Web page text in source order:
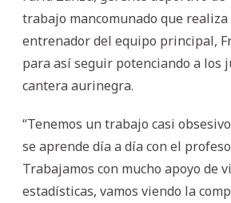
trabajo mancomunado que realiza
entrenador del equipo principal,
para así seguir potenciando a los
cantera aurinegra.
“Tenemos un trabajo casi
se aprende día a día con el
Trabajamos con mucho apoyo de
estadísticas, vamos viendo la